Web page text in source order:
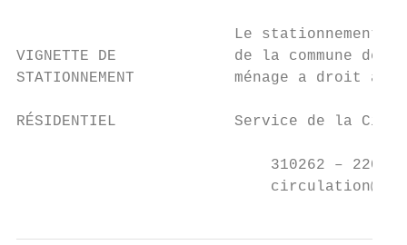
Le stationnement
VIGNETTE DE             de la commune de
STATIONNEMENT           ménage a droit
RÉSIDENTIEL             Service de la
310262 – 220 /